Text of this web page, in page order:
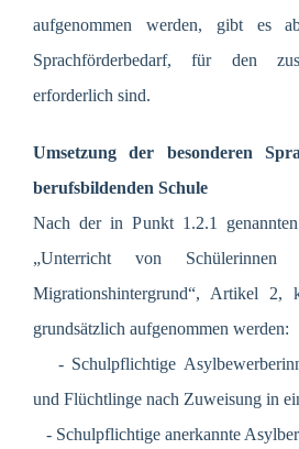
aufgenommen werden, gibt es
Sprachförderbedarf, für den
erforderlich sind.
Umsetzung der besonderen
berufsbildenden Schule
Nach der in Punkt 1.2.1
„Unterricht von
Migrationshintergrund“, Artikel 2,
grundsätzlich aufgenommen werden:
- Schulpflichtige
und Flüchtlinge nach Zuweisung in
- Schulpflichtige anerkannte